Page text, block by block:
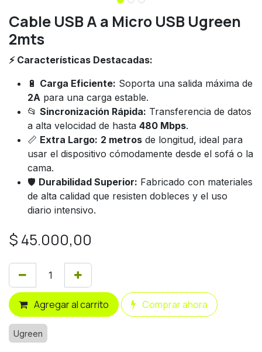
Cable USB A a Micro USB Ugreen
2mts
⚡ Características Destacadas:
🔋 Carga Eficiente: Soporta una salida máxima de
2A para una carga estable.
📂 Sincronización Rápida: Transferencia de datos
a alta velocidad de hasta 480 Mbps.
📏 Extra Largo: 2 metros de longitud, ideal para
usar el dispositivo cómodamente desde el sofá o la
cama.
🛡️ Durabilidad Superior: Fabricado con materiales
de alta calidad que resisten dobleces y el uso
diario intensivo.
$ 45.000,00
Agregar al carrito Comprar ahora
Ugreen